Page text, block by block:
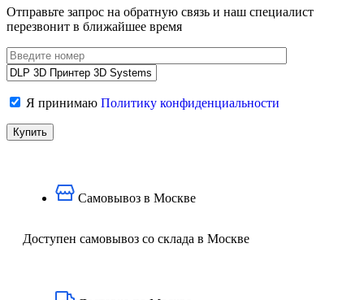
Отправьте запрос на обратную связь и наш специалист
перезвонит в ближайшее время
Я принимаю Политику конфиденциальности
Самовывоз в Москве
Доступен самовывоз со склада в Москве